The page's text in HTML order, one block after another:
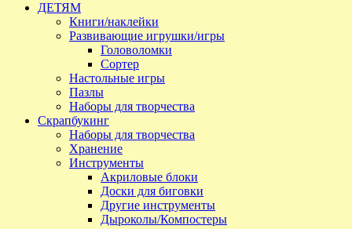
ДЕТЯМ
Книги/наклейки
Развивающие игрушки/игры
Головоломки
Сортер
Настольные игры
Пазлы
Наборы для творчества
Скрапбукинг
Наборы для творчества
Хранение
Инструменты
Акриловые блоки
Доски для биговки
Другие инструменты
Дыроколы/Компостеры